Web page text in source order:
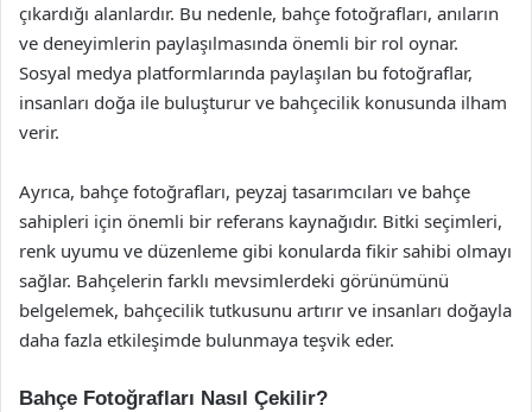
çıkardığı alanlardır. Bu nedenle, bahçe fotoğrafları, anıların
ve deneyimlerin paylaşılmasında önemli bir rol oynar.
Sosyal medya platformlarında paylaşılan bu fotoğraflar,
insanları doğa ile buluşturur ve bahçecilik konusunda ilham
verir.
Ayrıca, bahçe fotoğrafları, peyzaj tasarımcıları ve bahçe
sahipleri için önemli bir referans kaynağıdır. Bitki seçimleri,
renk uyumu ve düzenleme gibi konularda fikir sahibi olmayı
sağlar. Bahçelerin farklı mevsimlerdeki görünümünü
belgelemek, bahçecilik tutkusunu artırır ve insanları doğayla
daha fazla etkileşimde bulunmaya teşvik eder.
Bahçe Fotoğrafları Nasıl Çekilir?